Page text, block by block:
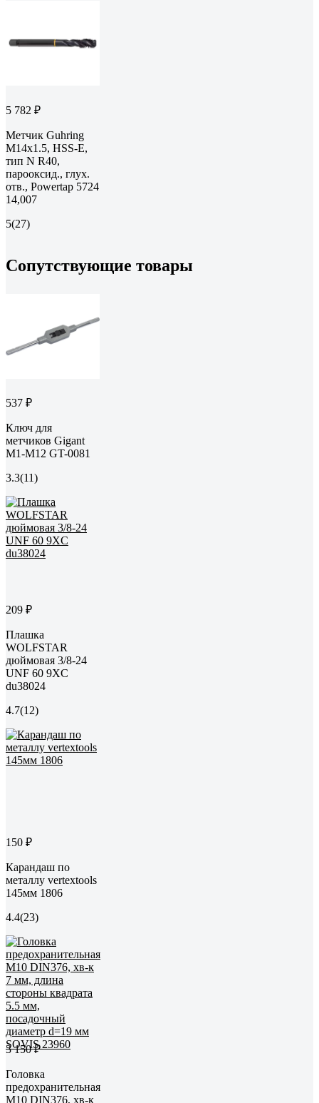
5 782 ₽
Метчик Guhring
M14х1.5, HSS-E,
тип N R40,
парооксид., глух.
отв., Powertap 5724
14,007
5(27)
Сопутствующие товары
537 ₽
Ключ для
метчиков Gigant
М1-М12 GT-0081
3.3(11)
209 ₽
Плашка
WOLFSTAR
дюймовая 3/8-24
UNF 60 9XC
du38024
4.7(12)
150 ₽
Карандаш по
металлу vertextools
145мм 1806
4.4(23)
3 150 ₽
Головка
предохранительная
М10 DIN376, хв-к